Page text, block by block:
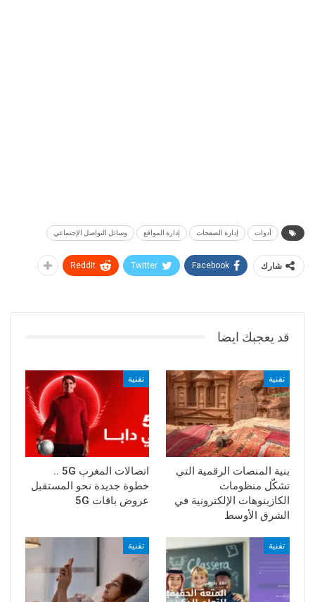
أدوات إدارة الصفحات إدارة المواقع وسائل التواصل الإجتماعي
شارك Facebook
Twitter
ReddIt
قد يعجبك ايضا
تقنية
بنية المنصات الرقمية التي
تشكّل منظومات
الكازينوهات الإلكترونية في
الشرق الأوسط
تقنية
اتصالات المغرب 5G ..
خطوة جديدة نحو المستقبل
عروض باقات 5G
تقنية تقنية